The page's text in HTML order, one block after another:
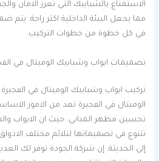
الاستمتاع بالشبابيك التي تعزز الامان
مما يجعل البيئة الداخلية اكثر راحة. يتم
في كل خطوة من خطوات التركيب.
تصميمات ابواب وشبابيك الوميتال في
تركيب ابواب وشبابيك الوميتال في
الوميتال في الفجيرة تعد من الامور
تحسين مظهر المباني. حيث ان الابواب
تتنوع في تصميماتها لتلائم مختلف
إلى الحديثة. إن شركة الجودة توفر لك